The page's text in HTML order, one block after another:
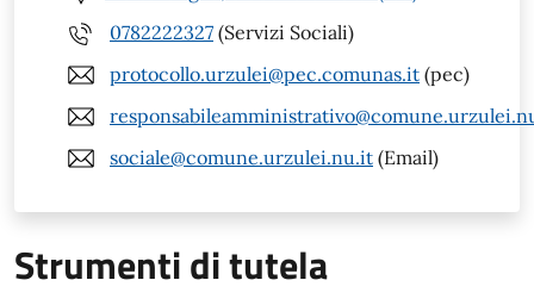
0782222327 (Servizi Sociali)
protocollo.urzulei@pec.comunas.it (pec)
sociale@comune.urzulei.nu.it (Email)
Strumenti di tutela